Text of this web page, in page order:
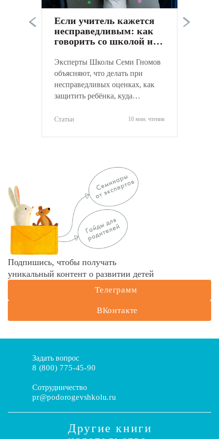
Если учитель кажется
несправедливым: как
говорить со школой и
Эксперты Школы Семи Гномов
объясняют, что делать при
несправедливых оценках, как
защитить ребёнка, куда
оценить ситуацию.
Статьи 10 мин. чтения
Подпишись, чтобы получать
уникальный контент о развитии детей
Телеграмм
ВКонтакте
Задать вопрос
8 (800) 775-45-90
Сотрудничество
pr@podorogevshkolu.ru
Другие книги